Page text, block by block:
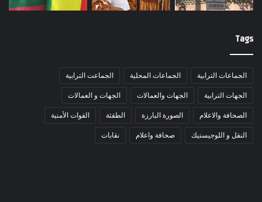
Tags
الجماعات الترابية الجماعات المحلية الجماعت الترابية
الجهات الترابية الجهات والعمالات الجهات و العمالات
الصحافة والاعلام الصورة البارزة الطقثة القوات الأمنية
النقل و اللوجيستيك صحافة واعلام نقابات